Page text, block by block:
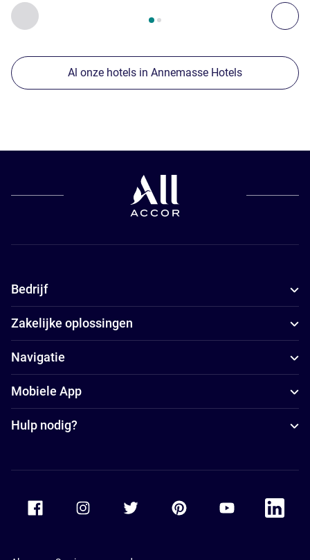
Vorige - Onze andere etablissementen in de buurt
Pagina , Onze andere etablissementen in de buurt 1
Al onze hotels in Annemasse Hotels
Bedrijf
Zakelijke oplossingen
Navigatie
Mobiele App
Hulp nodig?
Accor Facebook Accor TwitterAccor PinterestAccor Youtube
Accor